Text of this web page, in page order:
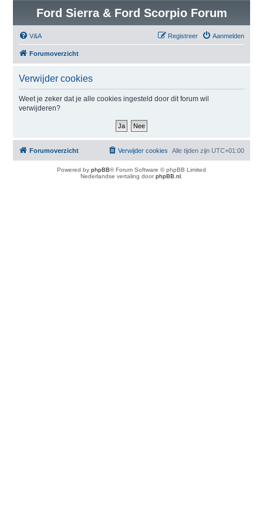
Ford Sierra & Ford Scorpio Forum
V&A Aanmelden
Registreer
Forumoverzicht
Verwijder cookies
Weet je zeker dat je alle cookies ingesteld door dit forum wil
verwijderen?
Forumoverzicht Alle tijden zijn UTC+01:00
Verwijder cookies
Powered by phpBB® Forum Software © phpBB Limited
Nederlandse vertaling doorphpBB.nl